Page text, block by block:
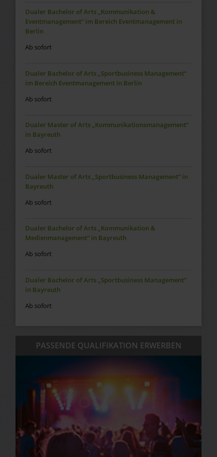
Dualer Bachelor of Arts „Kommunikation &
Eventmanagement“ im Bereich Eventmanagement in
Berlin
Ab sofort
Dualer Bachelor of Arts „Sportbusiness Management“
im Bereich Eventmanagement in Berlin
Ab sofort
Dualer Master of Arts „Kommunikationsmanagement“
in Bayreuth
Ab sofort
Dualer Master of Arts „Sportbusiness Management“ in
Bayreuth
Ab sofort
Dualer Bachelor of Arts „Kommunikation &
Medienmanagement“ in Bayreuth
Ab sofort
Dualer Bachelor of Arts „Sportbusiness Management“
in Bayreuth
Ab sofort
PASSENDE QUALIFIKATION ERWERBEN